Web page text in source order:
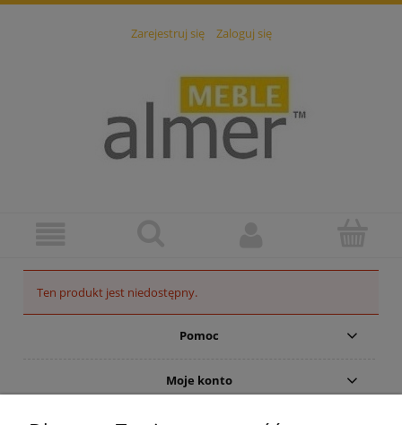
Zarejestruj się Zaloguj się
Ten produkt jest niedostępny.
Pomoc
Moje konto